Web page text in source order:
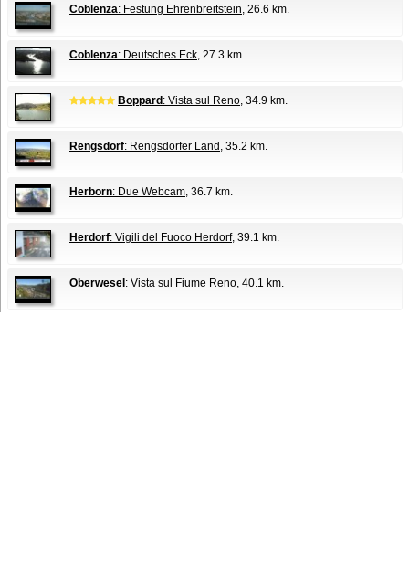
Coblenza: Festung Ehrenbreitstein, 26.6 km.
Coblenza: Deutsches Eck, 27.3 km.
Boppard : Vista sul Reno, 34.9 km.
Rengsdorf: Rengsdorfer Land , 35.2 km.
Herborn: Due Webcam, 36.7 km.
Herdorf: Vigili del Fuoco Herdorf, 39.1 km.
Oberwesel : Vista sul Fiume Reno, 40.1 km.